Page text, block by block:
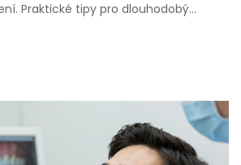
Praktické tipy pro dlouhodobý